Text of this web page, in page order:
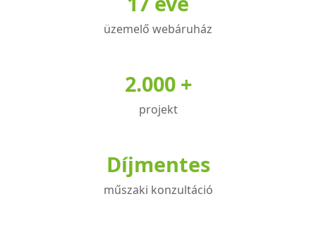
üzemelő webáruház
2.000 +
projekt
Díjmentes
műszaki konzultáció